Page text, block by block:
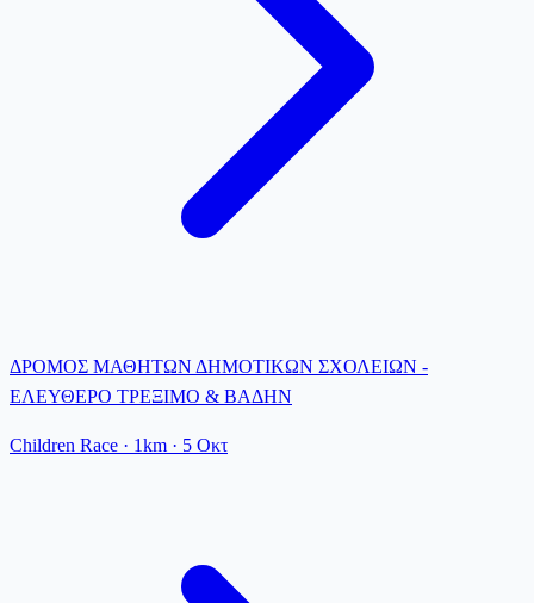
ΔΡΟΜΟΣ ΜΑΘΗΤΩΝ ΔΗΜΟΤΙΚΩΝ ΣΧΟΛΕΙΩΝ -
ΕΛΕΥΘΕΡΟ ΤΡΕΞΙΜΟ & ΒΑΔΗΝ
Children Race · 1km · 5 Οκτ